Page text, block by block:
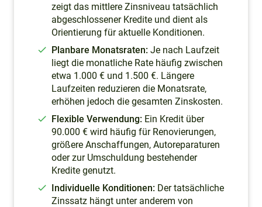
zeigt das mittlere Zinsniveau tatsächlich
abgeschlossener Kredite und dient als
Orientierung für aktuelle Konditionen.
Planbare Monatsraten: Je nach Laufzeit
liegt die monatliche Rate häufig zwischen
etwa 1.000 € und 1.500 €. Längere
Laufzeiten reduzieren die Monatsrate,
erhöhen jedoch die gesamten Zinskosten.
Flexible Verwendung: Ein Kredit über
90.000 € wird häufig für Renovierungen,
größere Anschaffungen, Autoreparaturen
oder zur Umschuldung bestehender
Kredite genutzt.
Individuelle Konditionen: Der tatsächliche
Zinssatz hängt unter anderem von